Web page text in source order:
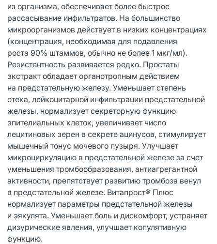
из организма, обеспечивает более быстрое
рассасывание инфильтратов. На большинство
микроорганизмов действует в низких концентрациях
(концентрация, необходимая для подавления
роста 90% штаммов, обычно не более 1 мкг/мл).
Резистентность развивается редко. Простаты
экстракт обладает органотропным действием
на предстательную железу. Уменьшает степень
отека, лейкоцитарной инфильтрации предстательной
железы, нормализует секреторную функцию
эпителиальных клеток, увеличивает число
лецитиновых зерен в секрете ацинусов, стимулирует
мышечный тонус мочевого пузыря. Улучшает
микроциркуляцию в предстательной железе за счет
уменьшения тромбообразования, антиагрегантной
активности, препятствует развитию тромбоза венул
в предстательной железе. Витапрост® Плюс
нормализует параметры предстательной железы
и эякулята. Уменьшает боль и дискомфорт, устраняет
дизурические явления, улучшает копулятивную
функцию.